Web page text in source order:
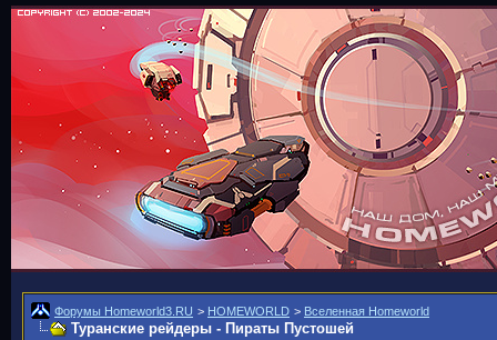
Форумы Homeworld3.RU > HOMEWORLD > Вселенная Homeworld
Туранские рейдеры - Пираты Пустошей